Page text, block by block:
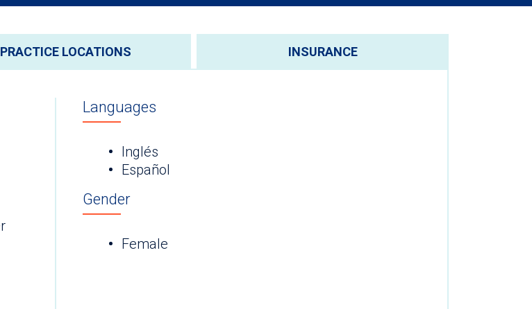
PRACTICE LOCATIONS INSURANCE
Languages
Inglés
Español
Gender
Female